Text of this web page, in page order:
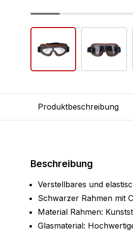
Produktbeschreibung
Beschreibung
Verstellbares und
Schwarzer Rahmen mit
Material Rahmen:
Glasmaterial: